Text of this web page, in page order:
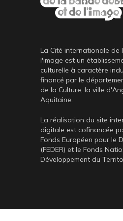
La Cité internationale de
l'image est un
culturelle à caractère
financé par le
de la Culture, la ville
Aquitaine.
La réalisation du site
digitale est cofinancée
Fonds Européen pour le
(FEDER) et le Fonds
Développement du